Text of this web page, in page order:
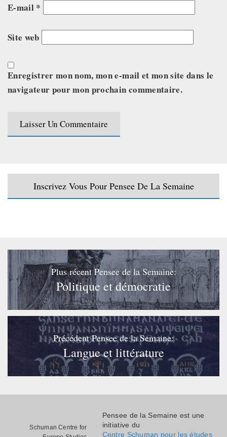
E-mail *
Site web
Enregistrer mon nom, mon e-mail et mon site dans le
navigateur pour mon prochain commentaire.
Inscrivez Vous Pour Pensee De La Semaine
Plus récent Pensee de la Semaine:
Politique et démocratie
Précédent Pensee de la Semaine:
Langue et littérature
Schuman Centre for
Pensee de la Semaine est une
initiative du
Centre Schuman pour les études